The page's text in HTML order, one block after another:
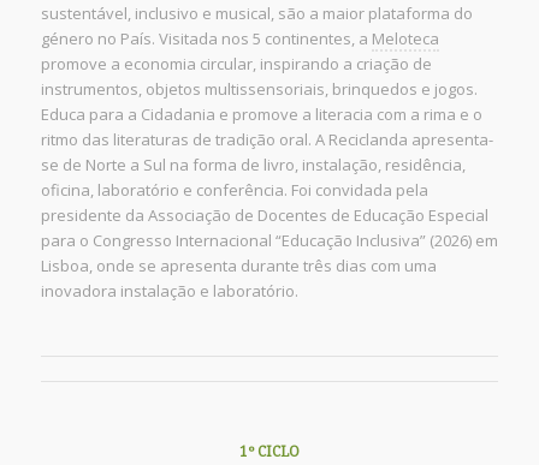
sustentável, inclusivo e musical, são a maior plataforma do
género no País. Visitada nos 5 continentes, a Meloteca
promove a economia circular, inspirando a criação de
instrumentos, objetos multissensoriais, brinquedos e jogos.
Educa para a Cidadania e promove a literacia com a rima e o
ritmo das literaturas de tradição oral. A Reciclanda apresenta-
se de Norte a Sul na forma de livro, instalação, residência,
oficina, laboratório e conferência. Foi convidada pela
presidente da Associação de Docentes de Educação Especial
para o Congresso Internacional “Educação Inclusiva” (2026) em
Lisboa, onde se apresenta durante três dias com uma
inovadora instalação e laboratório.
1º CICLO